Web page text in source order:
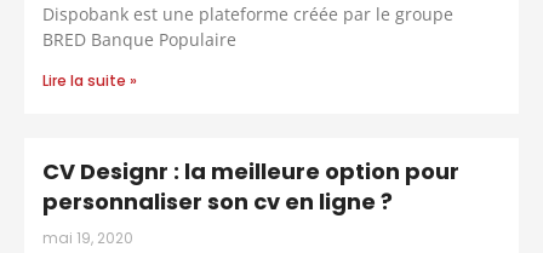
Dispobank est une plateforme créée par le groupe
BRED Banque Populaire
Lire la suite »
CV Designr : la meilleure option pour
personnaliser son cv en ligne ?
mai 19, 2020